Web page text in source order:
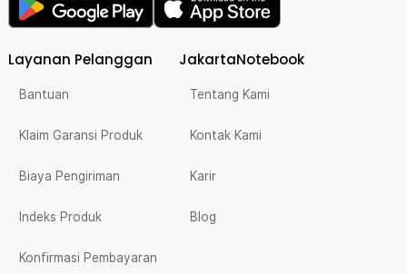
Layanan Pelanggan
Bantuan
Klaim Garansi Produk
Biaya Pengiriman
Indeks Produk
Konfirmasi Pembayaran
JakartaNotebook
Tentang Kami
Kontak Kami
Karir
Blog